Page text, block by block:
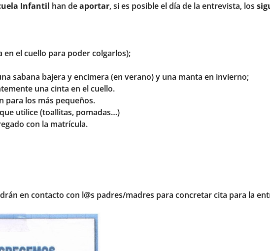
Infantil han deaportar, si es posible el día de la entrevista, los
en el cuello para poder colgarlos);
sabana bajera y encimera (en verano) y una manta en invierno;
una cinta en el cuello.
para los más pequeños.
utilice (toallitas, pomadas…)
con la matrícula.
en contacto con l@s padres/madres para concretar cita para la